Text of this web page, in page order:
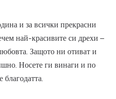
и за всички прекрасни
най-красивите си дрехи –
Защото ни отиват и
Носете ги винаги и по